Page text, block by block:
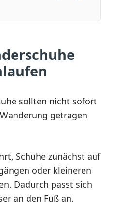
sollten nicht sofort
getragen
Schuhe zunächst auf
oder kleineren
Dadurch passt sich
an den Fuß an.